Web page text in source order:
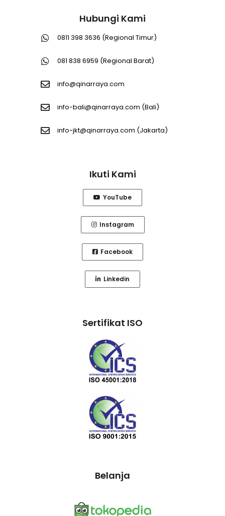
Hubungi Kami
0811 398 3636 (Regional Timur)
081 838 6959 (Regional Barat)
info@qinarraya.com
info-bali@qinarraya.com (Bali)
info-jkt@qinarraya.com (Jakarta)
Ikuti Kami
YouTube
Instagram
Facebook
Linkedin
Sertifikat ISO
Belanja